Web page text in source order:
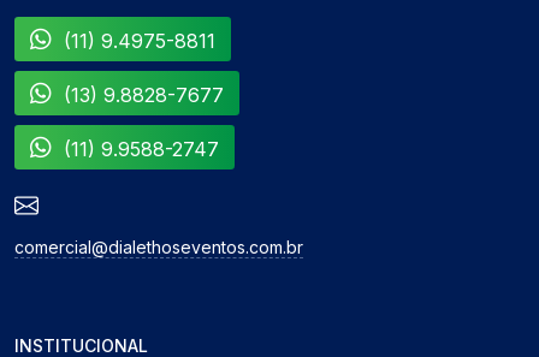
(11) 9.4975-8811
(13) 9.8828-7677
(11) 9.9588-2747
comercial@dialethoseventos.com.br
INSTITUCIONAL